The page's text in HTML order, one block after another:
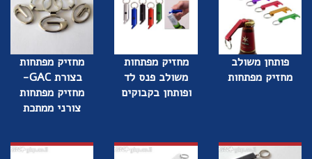
פותחן משולב
מחזיק מפתחות
מחזיק מפתחות
משולב פנס לד
ופותחן בקבוקים
מחזיק מפתחות
בצורת GAC-
מחזיק מפתחות
צורני ממתכת